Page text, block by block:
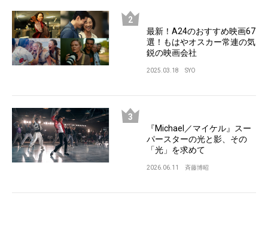
最新！A24のおすすめ映画67
選！もはやオスカー常連の気
鋭の映画会社
2025.03.18 SYO
『Michael／マイケル』スー
パースターの光と影、その
「光」を求めて
2026.06.11 斉藤博昭